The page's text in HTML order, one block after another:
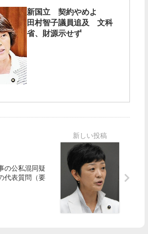
新国立 契約やめよ
田村智子議員追及 文科
省、財源示せず
の公私混同疑
表質問（要